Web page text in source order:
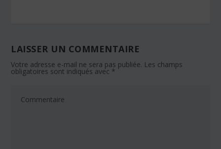
LAISSER UN COMMENTAIRE
Votre adresse e-mail ne sera pas publiée. Les champs
obligatoires sont indiqués avec *